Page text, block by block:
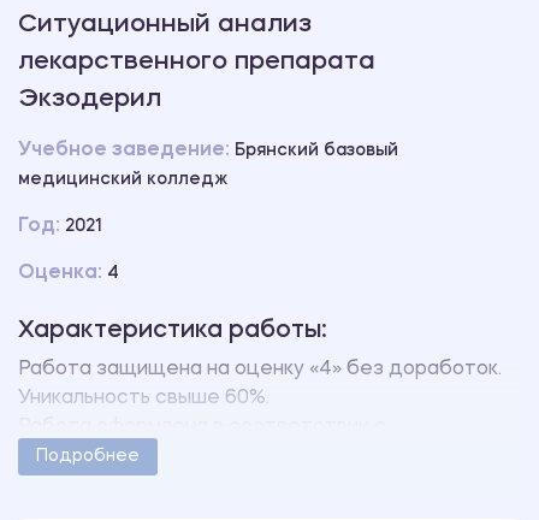
Ситуационный анализ
лекарственного препарата
Экзодерил
Учебное заведение: Брянский базовый
медицинский колледж
Год: 2021
Оценка: 4
Характеристика работы:
Работа защищена на оценку «4» без доработок.
Уникальность свыше 60%.
методическими указаниями учебного заведения.
Подробнее